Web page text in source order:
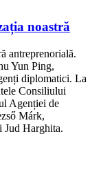
noastră
antreprenorială.
Yun Ping,
diplomatici. La
Consiliului
Agenției de
Márk,
Jud Harghita.